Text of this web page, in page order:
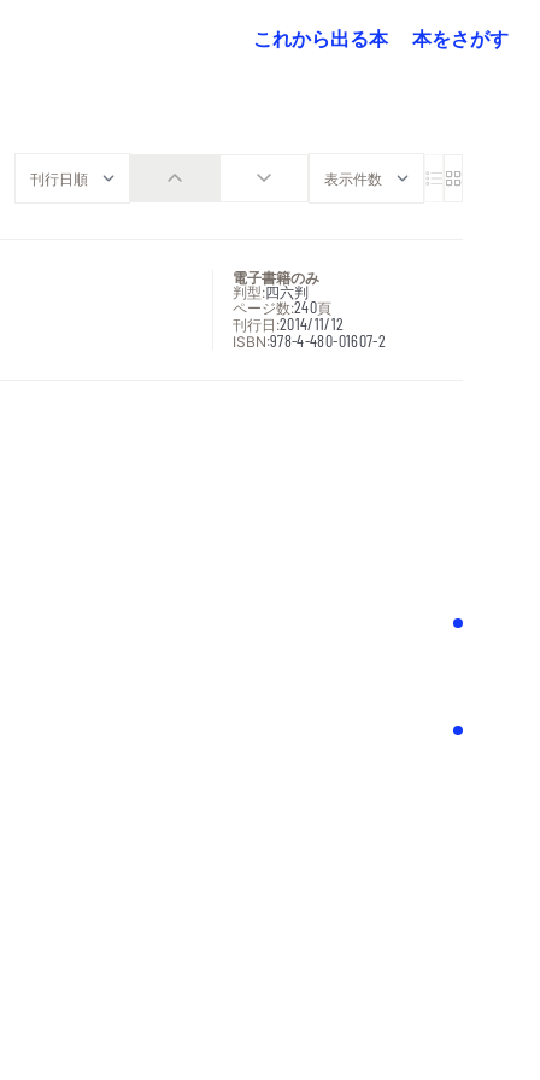
これから出る本
本をさがす
電子書籍のみ
判型:四六判
ページ数:240頁
刊行日:2014/11/12
ISBN:978-4-480-01607-2